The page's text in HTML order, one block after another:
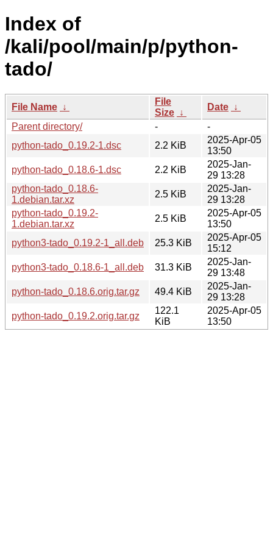
Index of
/kali/pool/main/p/python-
tado/
File Name ↓
File
Size ↓
Date ↓
Parent directory/
-
-
python-tado_0.19.2-1.dsc
2.2 KiB
2025-Apr-05
13:50
python-tado_0.18.6-1.dsc
2.2 KiB
2025-Jan-
29 13:28
python-tado_0.18.6-
1.debian.tar.xz
2.5 KiB
2025-Jan-
29 13:28
python-tado_0.19.2-
1.debian.tar.xz
2.5 KiB
2025-Apr-05
13:50
python3-tado_0.19.2-1_all.deb
25.3 KiB
2025-Apr-05
15:12
python3-tado_0.18.6-1_all.deb
31.3 KiB
2025-Jan-
29 13:48
python-tado_0.18.6.orig.tar.gz
49.4 KiB
2025-Jan-
29 13:28
python-tado_0.19.2.orig.tar.gz
122.1
KiB
2025-Apr-05
13:50